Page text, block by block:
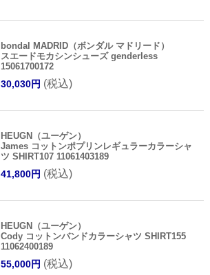
bondal MADRID（ボンダル マドリード）
スエードモカシンシューズ genderless
15061700172
30,030円 (税込)
HEUGN（ユーゲン）
James コットンポプリンレギュラーカラーシャ
ツ SHIRT107 11061403189
41,800円 (税込)
HEUGN（ユーゲン）
Cody コットンバンドカラーシャツ SHIRT155
11062400189
55,000円 (税込)